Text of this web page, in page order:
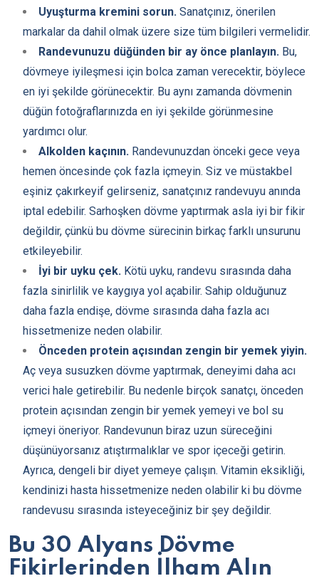
Uyuşturma kremini sorun. Sanatçınız, önerilen
markalar da dahil olmak üzere size tüm bilgileri vermelidir.
Randevunuzu düğünden bir ay önce planlayın. Bu,
dövmeye iyileşmesi için bolca zaman verecektir, böylece
en iyi şekilde görünecektir. Bu aynı zamanda dövmenin
düğün fotoğraflarınızda en iyi şekilde görünmesine
yardımcı olur.
Alkolden kaçının. Randevunuzdan önceki gece veya
hemen öncesinde çok fazla içmeyin. Siz ve müstakbel
eşiniz çakırkeyif gelirseniz, sanatçınız randevuyu anında
iptal edebilir. Sarhoşken dövme yaptırmak asla iyi bir fikir
değildir, çünkü bu dövme sürecinin birkaç farklı unsurunu
etkileyebilir.
İyi bir uyku çek. Kötü uyku, randevu sırasında daha
fazla sinirlilik ve kaygıya yol açabilir. Sahip olduğunuz
daha fazla endişe, dövme sırasında daha fazla acı
hissetmenize neden olabilir.
Önceden protein açısından zengin bir yemek yiyin.
Aç veya susuzken dövme yaptırmak, deneyimi daha acı
verici hale getirebilir. Bu nedenle birçok sanatçı, önceden
protein açısından zengin bir yemek yemeyi ve bol su
içmeyi öneriyor. Randevunun biraz uzun süreceğini
düşünüyorsanız atıştırmalıklar ve spor içeceği getirin.
Ayrıca, dengeli bir diyet yemeye çalışın. Vitamin eksikliği,
kendinizi hasta hissetmenize neden olabilir ki bu dövme
randevusu sırasında isteyeceğiniz bir şey değildir.
Bu 30 Alyans Dövme
Fikirlerinden İlham Alın